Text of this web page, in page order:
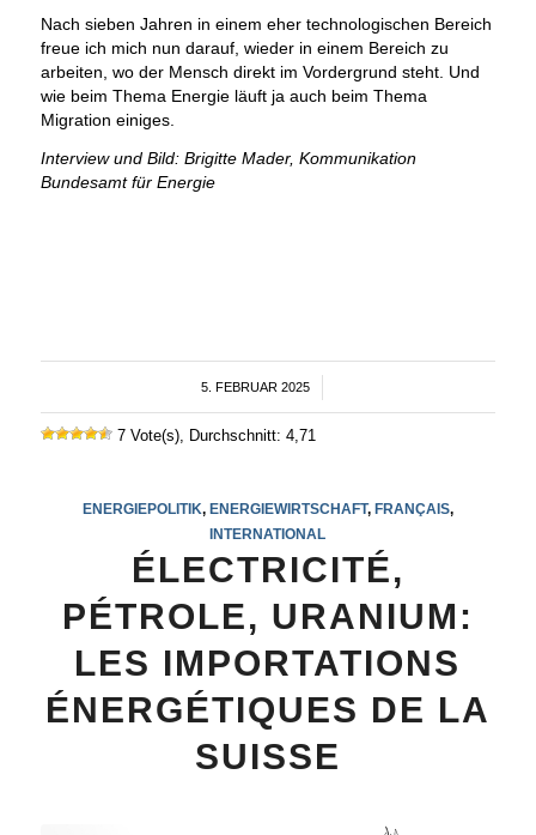
Nach sieben Jahren in einem eher technologischen Bereich
freue ich mich nun darauf, wieder in einem Bereich zu
arbeiten, wo der Mensch direkt im Vordergrund steht. Und
wie beim Thema Energie läuft ja auch beim Thema
Migration einiges.
Interview und Bild: Brigitte Mader, Kommunikation
Bundesamt für Energie
5. FEBRUAR 2025
/
7 Vote(s), Durchschnitt: 4,71
ENERGIEPOLITIK, ENERGIEWIRTSCHAFT, FRANÇAIS,
INTERNATIONAL
ÉLECTRICITÉ,
PÉTROLE, URANIUM:
LES IMPORTATIONS
ÉNERGÉTIQUES DE LA
SUISSE